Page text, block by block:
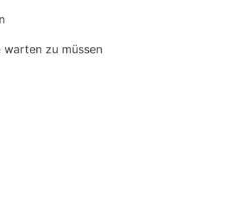
warten zu müssen